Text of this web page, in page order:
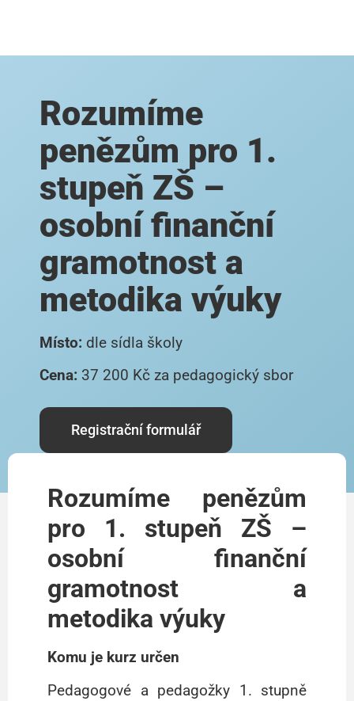
Rozumíme
penězům pro 1.
stupeň ZŠ –
osobní finanční
gramotnost a
metodika výuky
Místo: dle sídla školy
Cena: 37 200 Kč za pedagogický sbor
Registrační formulář
Rozumíme penězům
pro 1. stupeň ZŠ –
osobní finanční
gramotnost a
metodika výuky
Komu je kurz určen
Pedagogové a pedagožky 1. stupně